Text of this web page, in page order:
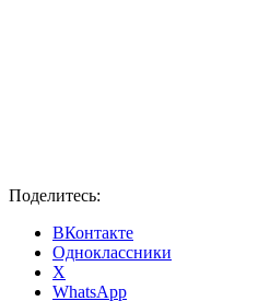
Поделитесь:
ВКонтакте
Одноклассники
X
WhatsApp